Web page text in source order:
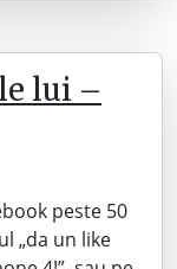
lui –
peste 50
„da un like